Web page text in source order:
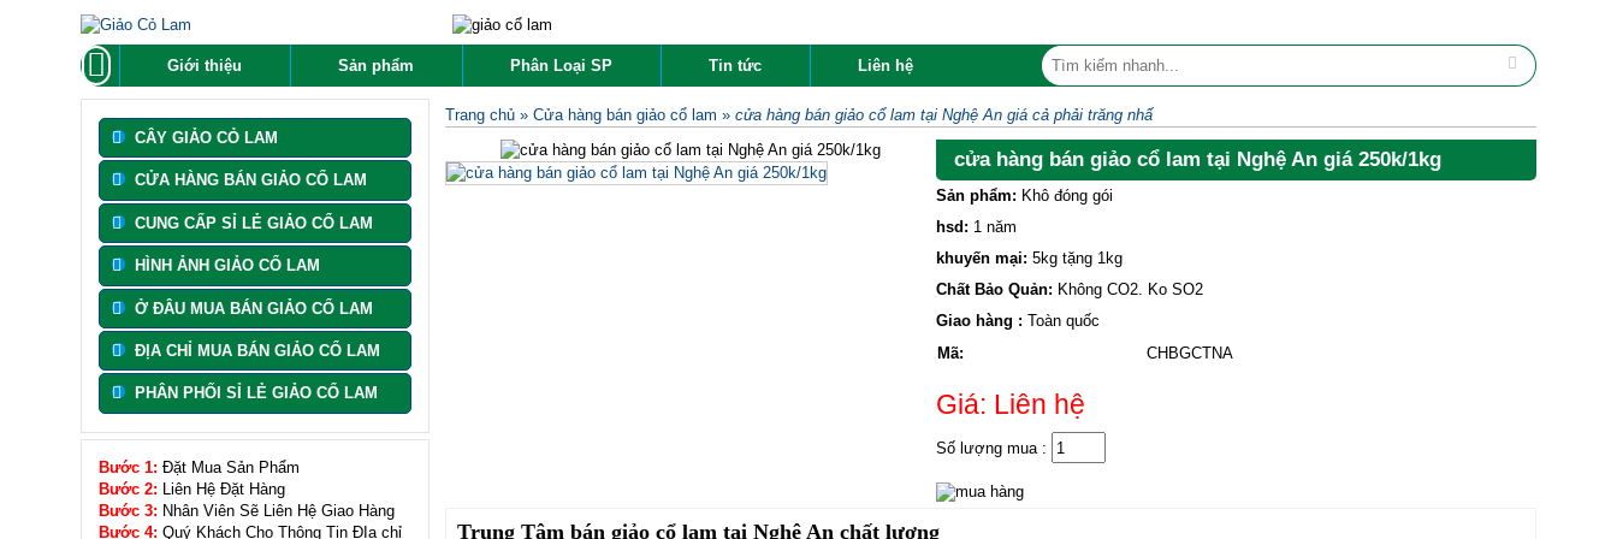
Giới thiệu Sản phẩm Phân Loại SP Tin tức Liên hệ
CÂY GIẢO CỎ LAM
CỬA HÀNG BÁN GIẢO CỔ LAM
CUNG CẤP SỈ LẺ GIẢO CỔ LAM
HÌNH ẢNH GIẢO CỔ LAM
Ở ĐÂU MUA BÁN GIẢO CỔ LAM
ĐỊA CHỈ MUA BÁN GIẢO CỔ LAM
PHÂN PHỐI SỈ LẺ GIẢO CỔ LAM
Bước 1: Đặt Mua Sản Phẩm
Bước 2: Liên Hệ Đặt Hàng
Bước 3: Nhân Viên Sẽ Liên Hệ Giao Hàng
Bước 4: Quý Khách Cho Thông Tin ĐỊa chỉ
Trang chủ » Cửa hàng bán giảo cổ lam » cửa hàng bán giảo cổ lam tại Nghệ An giá cả phải trăng nhấ
cửa hàng bán giảo cổ lam tại Nghệ An giá 250k/1kg
Sản phẩm: Khô đóng gói
hsd: 1 năm
khuyến mại: 5kg tặng 1kg
Chất Bảo Quản: Không CO2. Ko SO2
Giao hàng : Toàn quốc
Mã:
CHBGCTNA
Giá: Liên hệ
Số lượng mua :
Trung Tâm bán giảo cổ lam tại Nghệ An chất lượng